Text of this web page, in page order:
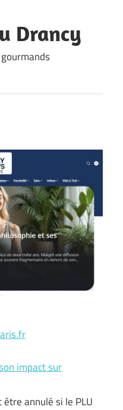
Drancy
impact sur
annulé si le PLU